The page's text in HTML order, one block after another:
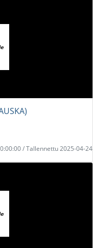
/ Tallennettu 2025-04-24